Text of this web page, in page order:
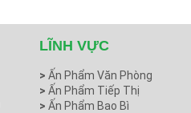
LĨNH VỰC
> Ấn Phẩm Văn Phòng
> Ấn Phẩm Tiếp Thị
> Ấn Phẩm Bao Bì